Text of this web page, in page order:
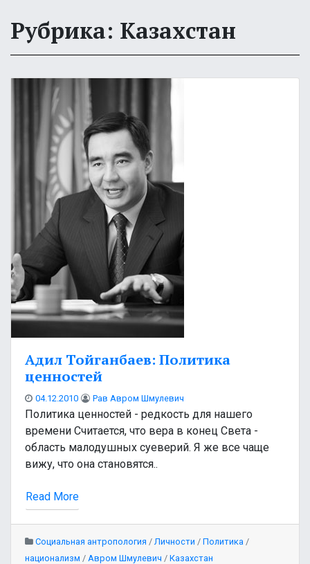
Рубрика: Казахстан
Адил Тойганбаев: Политика
ценностей
04.12.2010 Рав Авром Шмулевич
Политика ценностей - редкость для нашего
времени Считается, что вера в конец Света -
область малодушных суеверий. Я же все чаще
вижу, что она становятся..
Read More
Социальная антропология / Личности / Политика /
национализм / Авром Шмулевич / Казахстан